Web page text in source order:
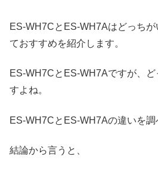
ES-WH7CとES-WH7Aはどっち
ておすすめを紹介します。
ES-WH7CとES-WH7Aですが、ど
すよね。
ES-WH7CとES-WH7Aの違いを調
結論から言うと、